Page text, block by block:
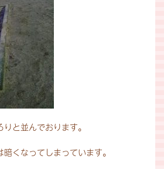
と並んでおります。
くなってしまっています。